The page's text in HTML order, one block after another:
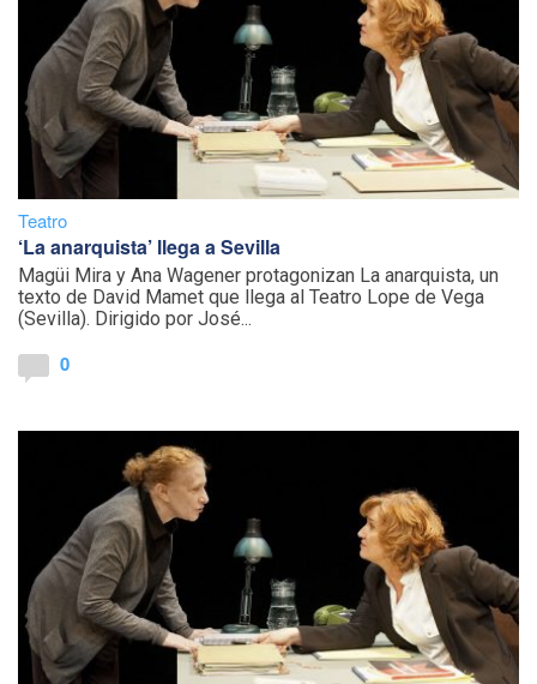
Teatro
‘La anarquista’ llega a Sevilla
Magüi Mira y Ana Wagener protagonizan La anarquista, un
texto de David Mamet que llega al Teatro Lope de Vega
(Sevilla). Dirigido por José...
0